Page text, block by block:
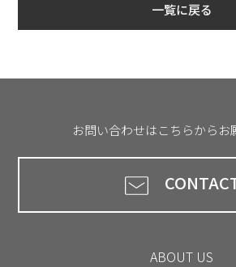
一覧に戻る
お問い合わせはこちらからお
ABOUT US